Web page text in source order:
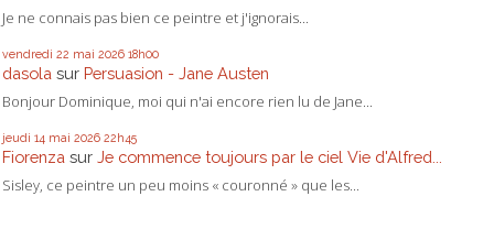
Je ne connais pas bien ce peintre et j'ignorais...
vendredi 22 mai 2026 18h00
dasola sur Persuasion - Jane Austen
Bonjour Dominique, moi qui n'ai encore rien lu de Jane...
jeudi 14 mai 2026 22h45
Fiorenza sur Je commence toujours par le ciel Vie d'Alfred...
Sisley, ce peintre un peu moins « couronné » que les...